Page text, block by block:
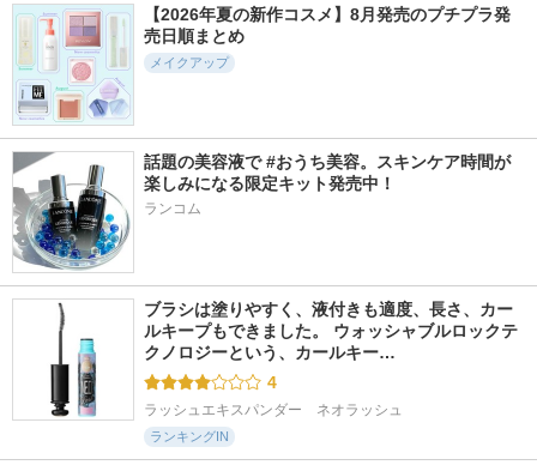
【2026年夏の新作コスメ】8月発売のプチプラ発
売日順まとめ
メイクアップ
話題の美容液で #おうち美容。スキンケア時間が
楽しみになる限定キット発売中！
ランコム
ブラシは塗りやすく、液付きも適度、長さ、カー
ルキープもできました。 ウォッシャブルロックテ
クノロジーという、カールキー…
4
ラッシュエキスパンダー　ネオラッシュ
ランキングIN